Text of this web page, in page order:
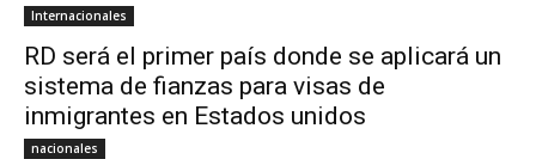
Internacionales
RD será el primer país donde se aplicará un
sistema de fianzas para visas de
inmigrantes en Estados unidos
nacionales